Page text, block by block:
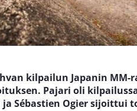
kilpailun Japanin MM-
Pajari oli
Sébastien Ogier sijoittui